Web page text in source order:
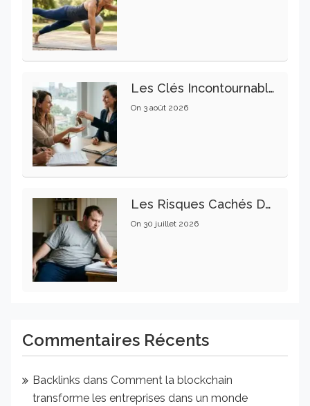
Les Clés Incontournables Pour Réussir Vos Transactions Immobilières
On 3 août 2026
Les Risques Cachés De La Sédentarité : Un Enjeu Pour Votre Santé
On 30 juillet 2026
Commentaires Récents
Backlinks dans Comment la blockchain
transforme les entreprises dans un monde